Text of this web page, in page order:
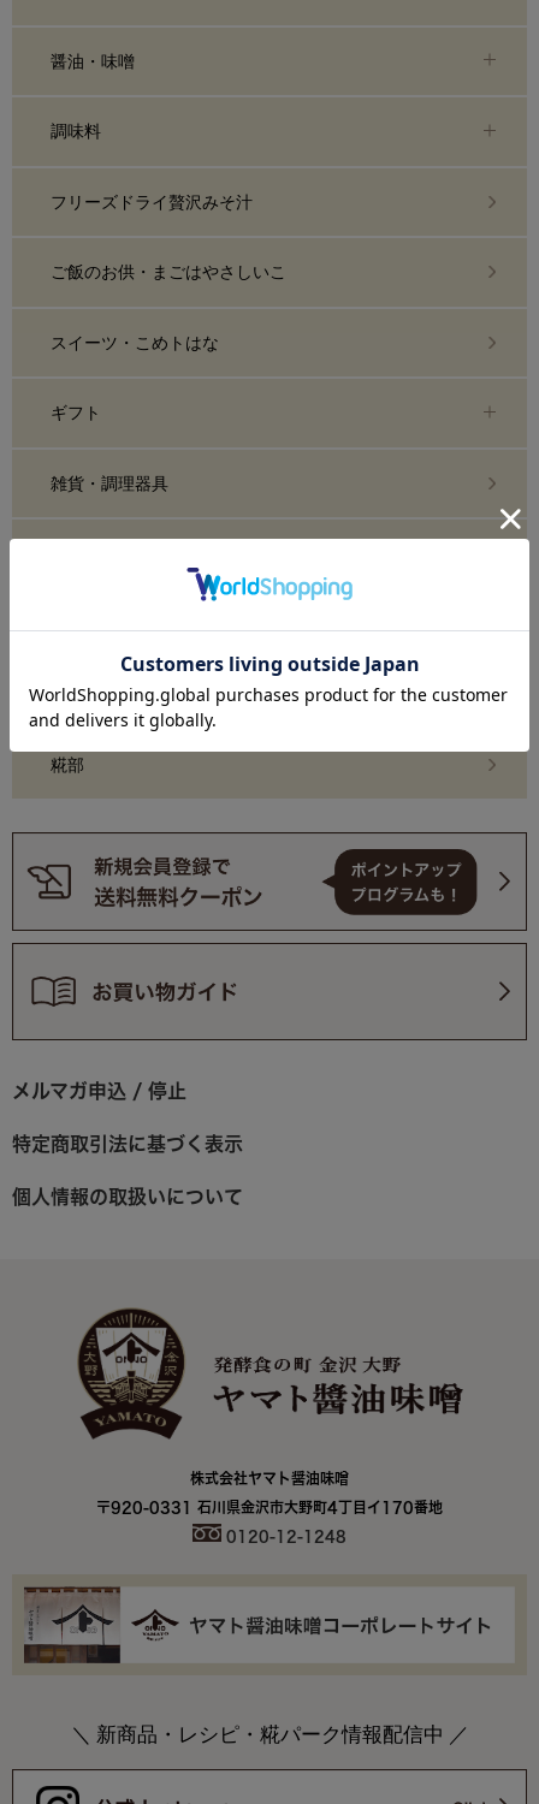
醤油・味噌
調味料
フリーズドライ贅沢みそ汁
ご飯のお供・まごはやさしいこ
スイーツ・こめトはな
ギフト
雑貨・調理器具
業務用
糀部
メルマガ申込 / 停止
特定商取引法に基づく表示
個人情報の取扱いについて
株式会社ヤマト醤油味噌
〒920-0331 石川県金沢市大野町4丁目イ170番地
0120-12-1248
＼ 新商品・レシピ・糀パーク情報配信中 ／